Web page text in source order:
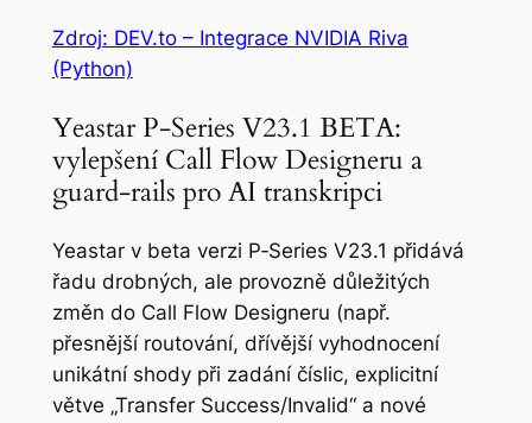
Zdroj: DEV.to – Integrace NVIDIA Riva
(Python)
Yeastar P‑Series V23.1 BETA:
vylepšení Call Flow Designeru a
guard‑rails pro AI transkripci
Yeastar v beta verzi P‑Series V23.1 přidává
řadu drobných, ale provozně důležitých
změn do Call Flow Designeru (např.
přesnější routování, dřívější vyhodnocení
unikátní shody při zadání číslic, explicitní
větve „Transfer Success/Invalid“ a nové